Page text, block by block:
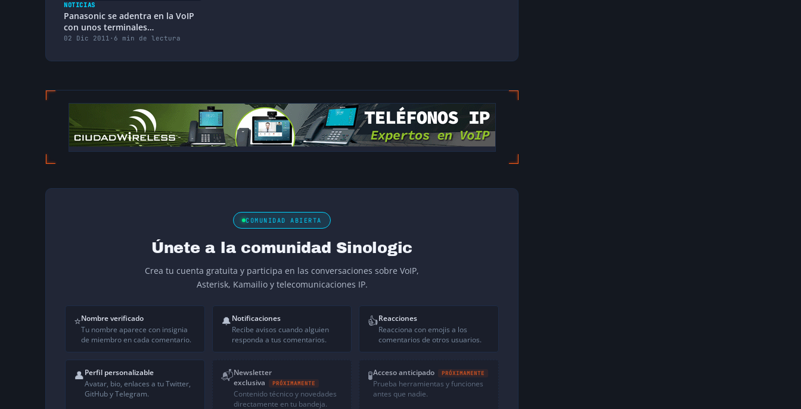
NOTICIAS
Panasonic se adentra en la VoIP
con unos terminales
impresionantes
02 Dic 2011 · 6 min de lectura
COMUNIDAD ABIERTA
Únete a la comunidad Sinologic
Crea tu cuenta gratuita y participa en las conversaciones sobre VoIP,
Asterisk, Kamailio y telecomunicaciones IP.
⭐Nombre verificado
Tu nombre aparece con insignia
de miembro en cada comentario.
🔔Notificaciones
Recibe avisos cuando alguien
responda a tus comentarios.
👍Reacciones
Reacciona con emojis a los
comentarios de otros usuarios.
👤Perfil personalizable
Avatar, bio, enlaces a tu Twitter,
GitHub y Telegram.
📬Newsletter
exclusiva
PRÓXIMAMENTE
Contenido técnico y novedades
directamente en tu bandeja.
🧪Acceso anticipado PRÓXIMAMENTE
Prueba herramientas y funciones
antes que nadie.